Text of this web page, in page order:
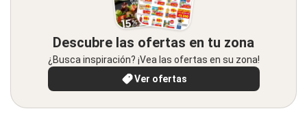
Descubre las ofertas en tu zona
¿Busca inspiración? ¡Vea las ofertas en su zona!
Ver ofertas